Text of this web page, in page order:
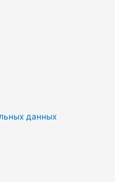
данных